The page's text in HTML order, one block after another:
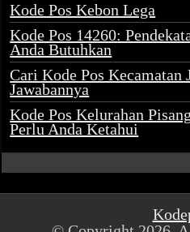
Kode Pos Kebon Lega
Kode Pos 14260:
Anda Butuhkan
Cari Kode Pos
Jawabannya
Kode Pos Kelurahan
Perlu Anda Ketahui